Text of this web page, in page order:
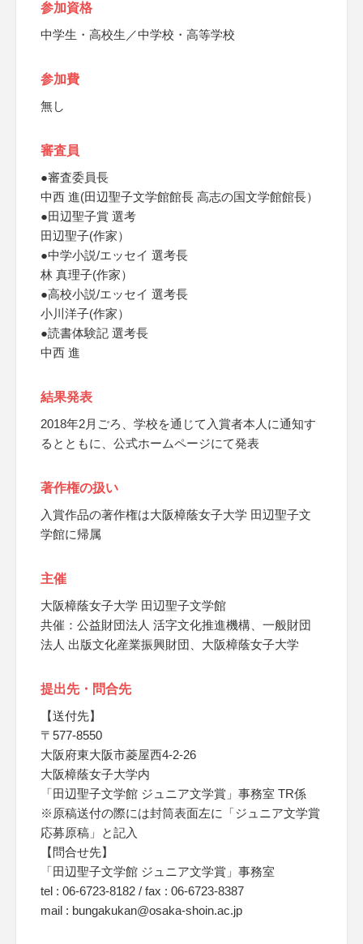
参加資格
中学生・高校生／中学校・高等学校
参加費
無し
審査員
●審査委員長
中西 進(田辺聖子文学館館長 高志の国文学館館長）
●田辺聖子賞 選考
田辺聖子(作家）
●中学小説/エッセイ 選考長
林 真理子(作家）
●高校小説/エッセイ 選考長
小川洋子(作家）
●読書体験記 選考長
中西 進
結果発表
2018年2月ごろ、学校を通じて入賞者本人に通知す
るとともに、公式ホームページにて発表
著作権の扱い
入賞作品の著作権は大阪樟蔭女子大学 田辺聖子文
学館に帰属
主催
大阪樟蔭女子大学 田辺聖子文学館
共催：公益財団法人 活字文化推進機構、一般財団
法人 出版文化産業振興財団、大阪樟蔭女子大学
提出先・問合先
【送付先】
〒577-8550
大阪府東大阪市菱屋西4-2-26
大阪樟蔭女子大学内
「田辺聖子文学館 ジュニア文学賞」事務室 TR係
※原稿送付の際には封筒表面左に「ジュニア文学賞
応募原稿」と記入
【問合せ先】
「田辺聖子文学館 ジュニア文学賞」事務室
tel : 06-6723-8182 / fax : 06-6723-8387
mail : bungakukan@osaka-shoin.ac.jp